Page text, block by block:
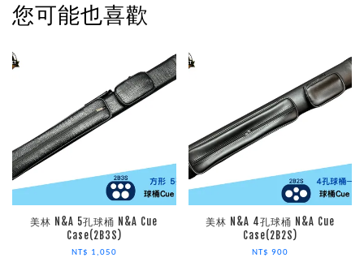
您可能也喜歡
美林 N&A 5孔球桶 N&A Cue
Case(2B3S)
NT$ 1,050
美林 N&A 4孔球桶 N&A Cue
Case(2B2S)
NT$ 900